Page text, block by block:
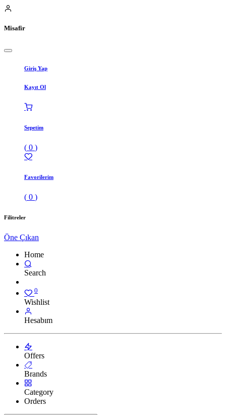
Misafir
Giriş Yap
Kayıt Ol
Sepetim
( 0 )
Favorilerim
( 0 )
Filitreler
Öne Çıkan
Home
Search
0
Wishlist
Hesabım
Offers
Brands
Category
Orders